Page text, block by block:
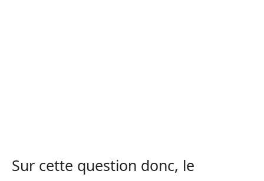
Sur cette question donc, le